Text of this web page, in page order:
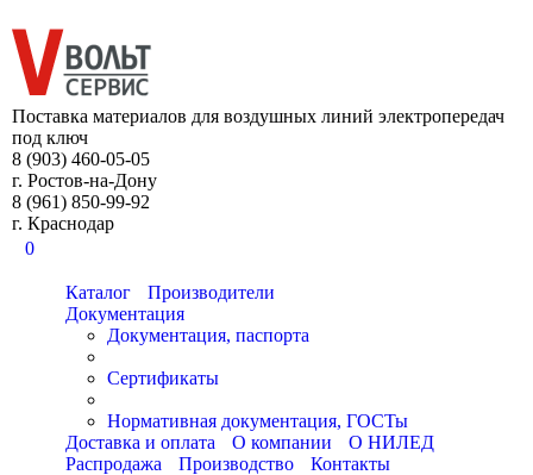
Поставка материалов для воздушных линий электропередач
под ключ
8 (903) 460-05-05
г. Ростов-на-Дону
8 (961) 850-99-92
г. Краснодар
0
Каталог
Производители
Документация
Документация, паспорта
Сертификаты
Нормативная документация, ГОСТы
Доставка и оплата
О компании
О НИЛЕД
Распродажа
Производство
Контакты